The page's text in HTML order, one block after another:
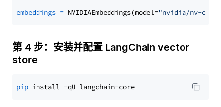
embeddings = NVIDIAEmbeddings(model="nvidia/nv-
第 4 步：安装并配置 LangChain vector
store
pip